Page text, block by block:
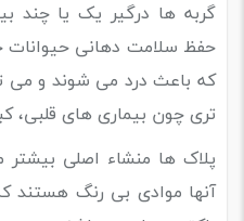
گربه ها درگیر یک یا چند
حفظ سلامت دهانی حیوانات
که باعث درد می شوند و می
تری چون بیماری های قلبی،
پلاک ها منشاء اصلی
آنها موادی بی رنگ هستند